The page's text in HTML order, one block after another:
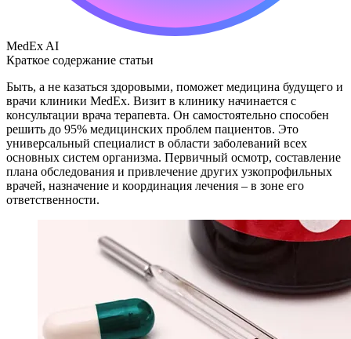
MedEx AI
Краткое содержание статьи
Быть, а не казаться здоровыми, поможет медицина будущего и
врачи клиники MedEx. Визит в клинику начинается с
консультации врача терапевта. Он самостоятельно способен
решить до 95% медицинских проблем пациентов. Это
универсальный специалист в области заболеваний всех
основных систем организма. Первичный осмотр, составление
плана обследования и привлечение других узкопрофильных
врачей, назначение и координация лечения – в зоне его
ответственности.